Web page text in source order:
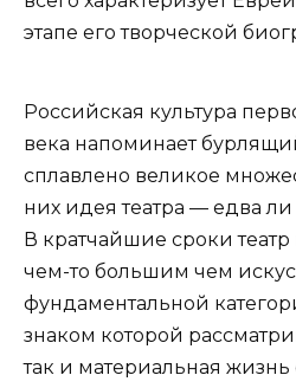
этапе его творческой
Российская культура
века напоминает
сплавлено великое
них идея театра — едва
В кратчайшие сроки театр
чем-то большим чем
фундаментальной
знаком которой
так и материальная жизнь